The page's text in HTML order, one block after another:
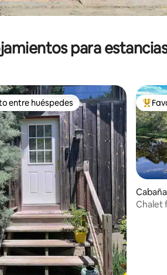
para
en Favorito entre huéspedes
entre huéspedes De
Chalet